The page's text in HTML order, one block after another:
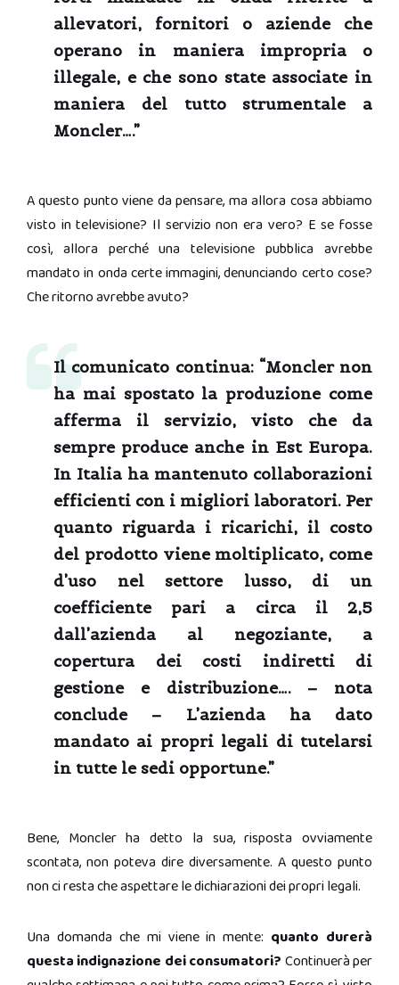
allevatori, fornitori o aziende che
operano in maniera impropria o
illegale, e che sono state associate in
maniera del tutto strumentale a
Moncler….”
A questo punto viene da pensare, ma allora cosa abbiamo
visto in televisione? Il servizio non era vero? E se fosse
così, allora perché una televisione pubblica avrebbe
mandato in onda certe immagini, denunciando certo cose?
Che ritorno avrebbe avuto?
Il comunicato continua:“Moncler non
ha mai spostato la produzione come
afferma il servizio, visto che da
sempre produce anche in Est Europa.
In Italia ha mantenuto collaborazioni
efficienti con i migliori laboratori. Per
quanto riguarda i ricarichi, il costo
del prodotto viene moltiplicato, come
d’uso nel settore lusso, di un
coefficiente pari a circa il 2,5
dall’azienda al negoziante, a
copertura dei costi indiretti di
gestione e distribuzione…. – nota
conclude – L’azienda ha dato
mandato ai propri legali di tutelarsi
in tutte le sedi opportune.”
Bene, Moncler ha detto la sua, risposta ovviamente
scontata, non poteva dire diversamente. A questo punto
non ci resta che aspettare le dichiarazioni dei propri legali.
Una domanda che mi viene in mente: quanto durerà
questa indignazione dei consumatori? Continuerà per